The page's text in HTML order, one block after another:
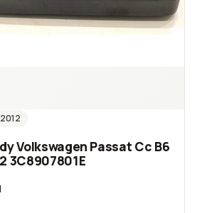
Volkswagen Passat Cc B6
3C8907801E